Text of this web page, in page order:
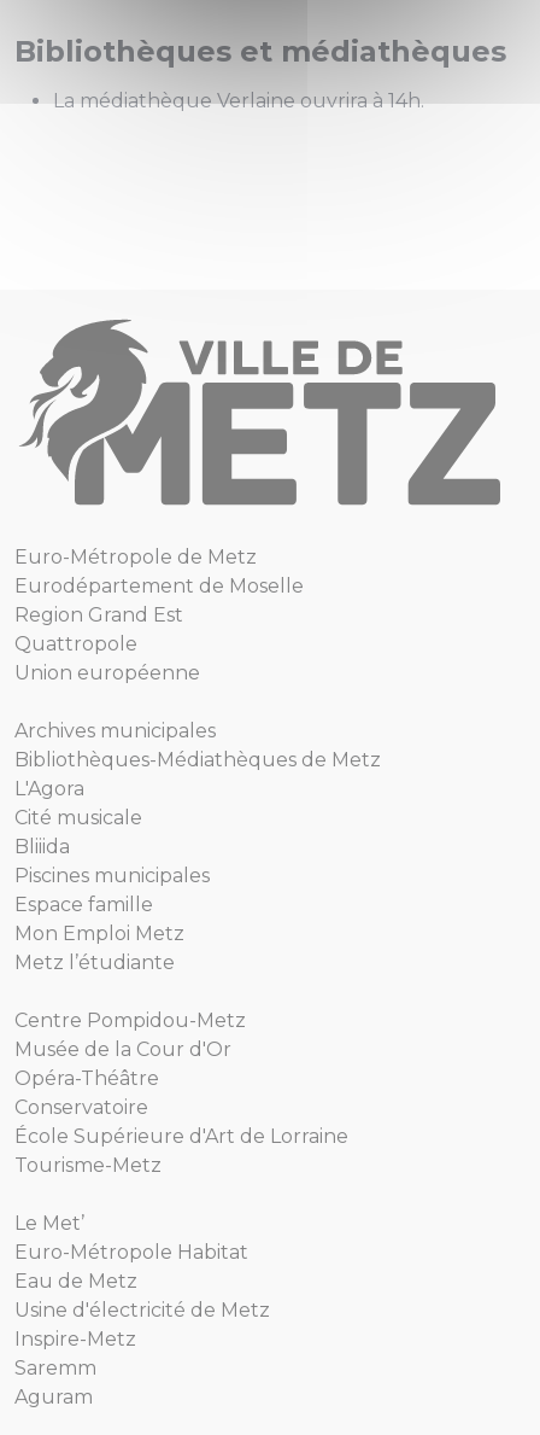
Bibliothèques et médiathèques
La médiathèque Verlaine ouvrira à 14h.
Euro-Métropole de Metz
Eurodépartement de Moselle
Region Grand Est
Quattropole
Union européenne
Archives municipales
Bibliothèques-Médiathèques de Metz
L'Agora
Cité musicale
Bliiida
Piscines municipales
Espace famille
Mon Emploi Metz
Metz l’étudiante
Centre Pompidou-Metz
Musée de la Cour d'Or
Opéra-Théâtre
Conservatoire
École Supérieure d'Art de Lorraine
Tourisme-Metz
Le Met’
Euro-Métropole Habitat
Eau de Metz
Usine d'électricité de Metz
Inspire-Metz
Saremm
Aguram